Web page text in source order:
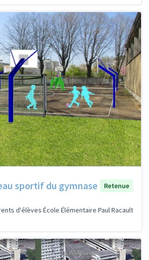
sportif du gymnase
Retenue
d'élèves École Élémentaire Paul Racault